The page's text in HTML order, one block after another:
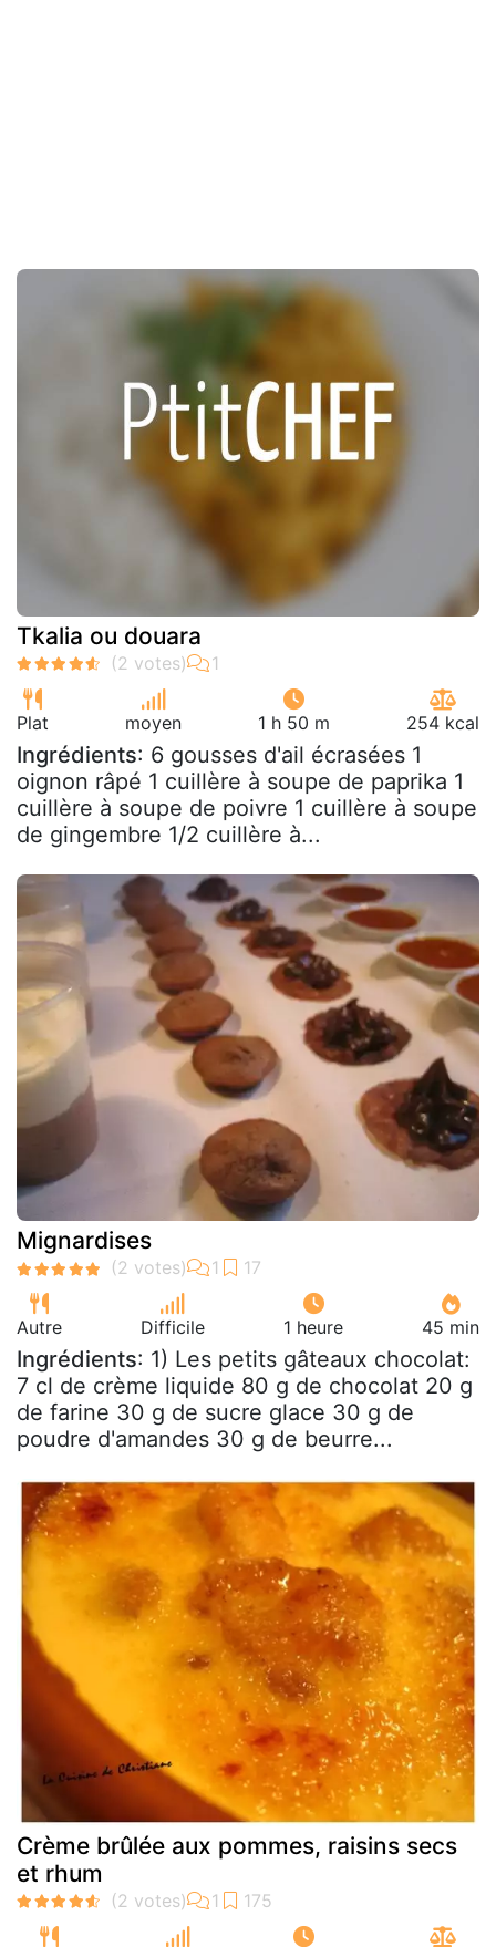
Tkalia ou douara
Plat moyen 1 h 50 m 254 kcal
Ingrédients: 6 gousses d'ail écrasées 1
oignon râpé 1 cuillère à soupe de paprika 1
cuillère à soupe de poivre 1 cuillère à soupe
de gingembre 1/2 cuillère à...
Mignardises
Autre Difficile 1 heure 45 min
Ingrédients: 1) Les petits gâteaux chocolat:
7 cl de crème liquide 80 g de chocolat 20 g
de farine 30 g de sucre glace 30 g de
poudre d'amandes 30 g de beurre...
Crème brûlée aux pommes, raisins secs
et rhum